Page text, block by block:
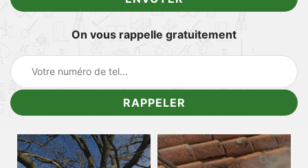
On vous rappelle gratuitement